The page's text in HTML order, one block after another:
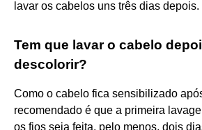
lavar os cabelos uns três dias depois.
Tem que lavar o cabelo
descolorir?
Como o cabelo fica sensibilizado
recomendado é que a primeira
os fios seja feita, pelo menos, dois